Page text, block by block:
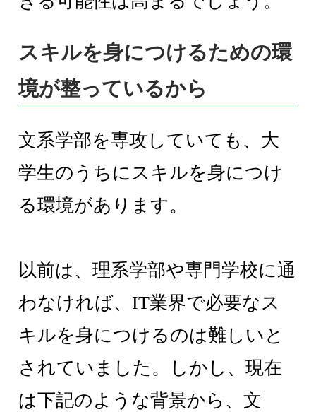
スキルを身につけるための環
境が整っているから
文系学部を専攻していても、大
学生のうちにスキルを身につけ
る環境があります。
以前は、理系学部や専門学校に通
わなければ、IT業界で必要なス
キルを身につけるのは難しいと
されていました。しかし、現在
は下記のような背景から、文